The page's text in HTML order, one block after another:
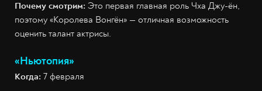
Почему смотрим: Это первая главная роль Чха Джу-ён,
поэтому «Королева Вонгён» — отличная возможность
оценить талант актрисы.
«Ньютопия»
Когда: 7 февраля